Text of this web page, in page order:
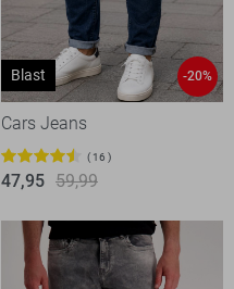
Blast -20%
Cars Jeans
16
47,95 59,99